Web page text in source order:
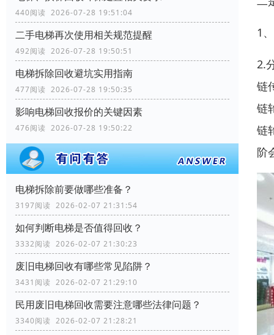
440阅读 2026-07-28 19:51:04
二手电梯再次使用相关规范提醒
492阅读 2026-07-28 19:50:51
电梯拆除回收避坑实用指南
477阅读 2026-07-28 19:50:35
影响电梯回收报价的关键因素
476阅读 2026-07-28 19:50:22
电梯拆除前要做哪些准备？
3197阅读 2026-02-07 21:31:54
如何判断电梯是否值得回收？
3332阅读 2026-02-07 21:30:23
废旧电梯回收有哪些常见陷阱？
3431阅读 2026-02-07 21:29:10
民用废旧电梯回收需要注意哪些法律问题？
3340阅读 2026-02-07 21:28:21
1
2.
链
链
链
阶